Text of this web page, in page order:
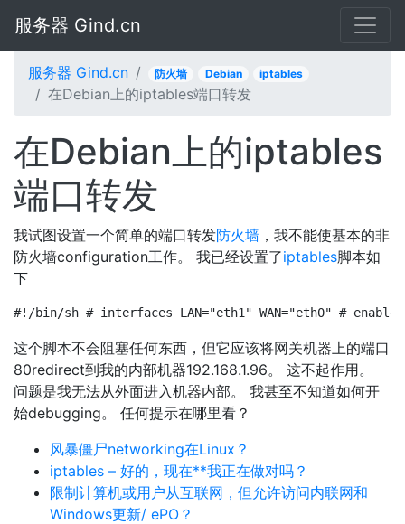
服务器 Gind.cn
服务器 Gind.cn 防火墙 Debian iptables
在Debian上的iptables端口转发
在Debian上的iptables
端口转发
我试图设置一个简单的端口转发防火墙 ，我不能使基本的非
防火墙configuration工作。 我已经设置了iptables脚本如
下
#!/bin/sh # interfaces LAN="eth1" WAN="eth0" #
这个脚本不会阻塞任何东西，但它应该将网关机器上的端口
80redirect到我的内部机器192.168.1.96。 这不起作用。
问题是我无法从外面进入机器内部。 我甚至不知道如何开
始debugging。 任何提示在哪里看？
风暴僵尸networking在Linux？
iptables – 好的，现在**我正在做对吗？
限制计算机或用户从互联网，但允许访问内联网和
Windows更新/ ePO？